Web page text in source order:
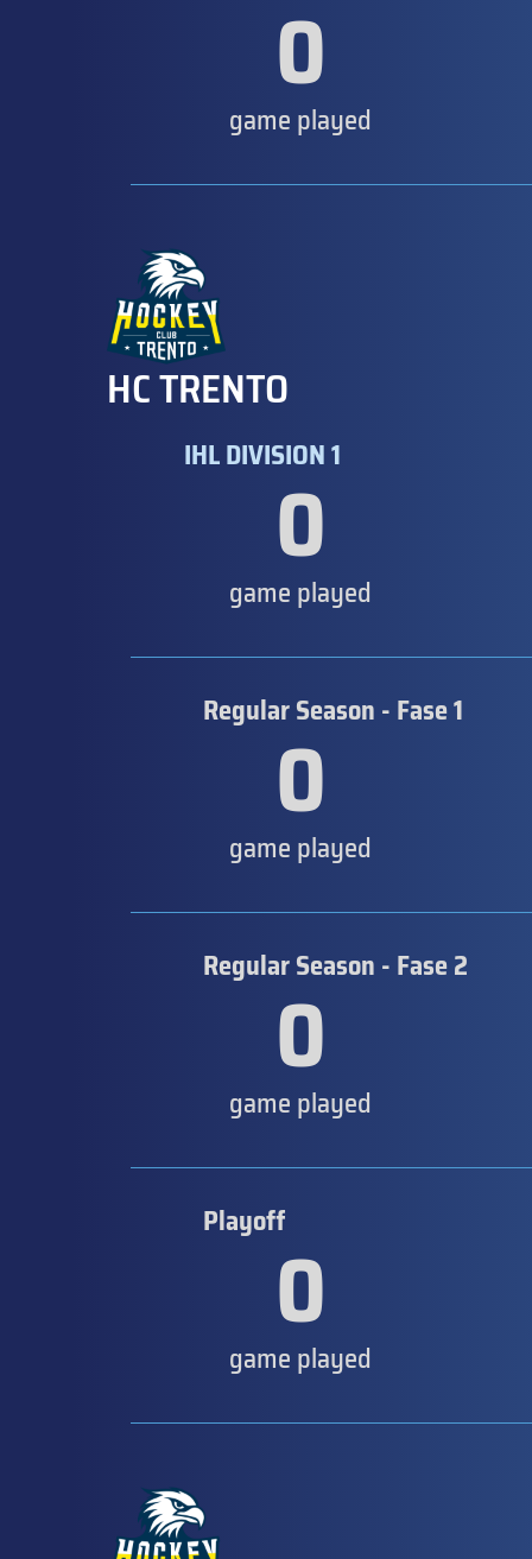
0
game played
HC TRENTO
IHL DIVISION 1
0
game played
Regular Season - Fase 1
0
game played
Regular Season - Fase 2
0
game played
Playoff0
game played